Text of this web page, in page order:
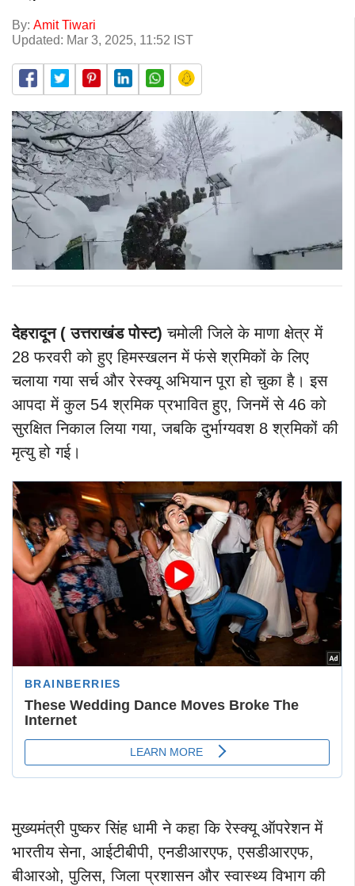
By: Amit Tiwari
Updated: Mar 3, 2025, 11:52 IST
देहरादून ( उत्तराखंड पोस्ट) चमोली जिले के माणा क्षेत्र में
28 फरवरी को हुए हिमस्खलन में फंसे श्रमिकों के लिए
चलाया गया सर्च और रेस्क्यू अभियान पूरा हो चुका है। इस
आपदा में कुल 54 श्रमिक प्रभावित हुए, जिनमें से 46 को
सुरक्षित निकाल लिया गया, जबकि दुर्भाग्यवश 8 श्रमिकों की
मृत्यु हो गई।
मुख्यमंत्री पुष्कर सिंह धामी ने कहा कि रेस्क्यू ऑपरेशन में
भारतीय सेना, आईटीबीपी, एनडीआरएफ, एसडीआरएफ,
बीआरओ, पुलिस, जिला प्रशासन और स्वास्थ्य विभाग की